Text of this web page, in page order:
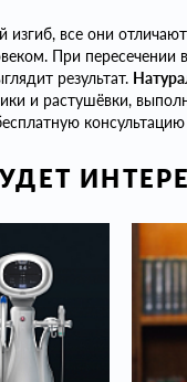
все они
При
результат. Н
и растушёвки,